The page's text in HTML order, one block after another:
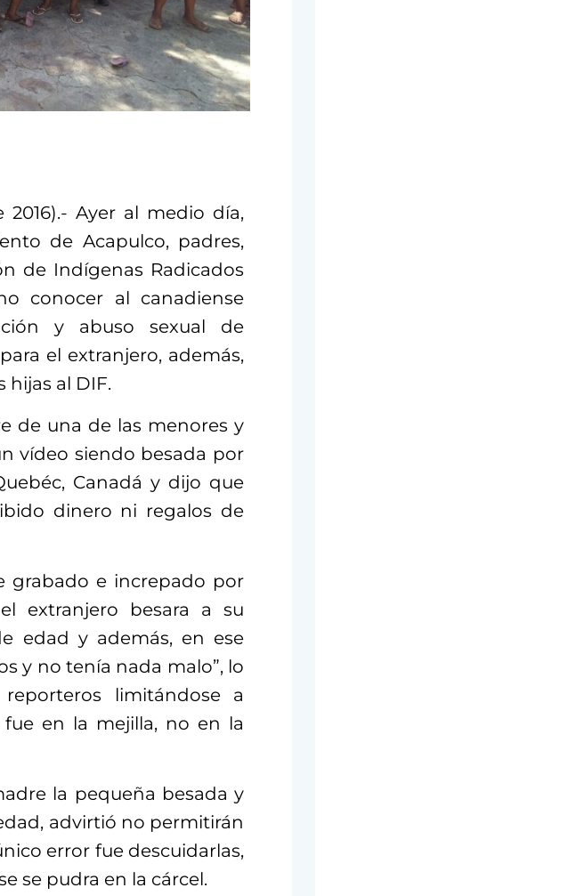
Ayer al medio día,
de Acapulco, padres,
de Indígenas Radicados
conocer al canadiense
y abuso sexual de
el extranjero, además,
al DIF.
de una de las menores y
vídeo siendo besada por
Canadá y dijo que
dinero ni regalos de
grabado e increpado por
extranjero besara a su
edad y además, en ese
y no tenía nada malo”, lo
limitándose a
en la mejilla, no en la
la pequeña besada y
advirtió no permitirán
error fue descuidarlas,
se pudra en la cárcel.